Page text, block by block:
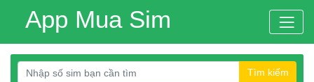
App Mua Sim
Tìm kiếm